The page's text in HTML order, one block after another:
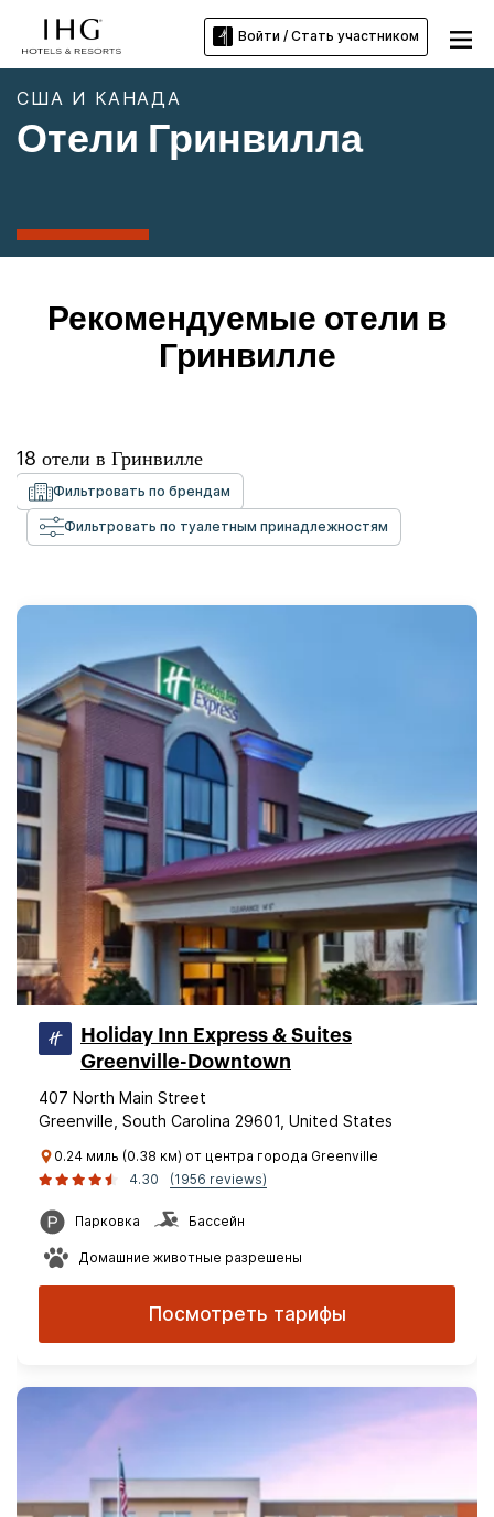
Войти / Стать участником
США И КАНАДА
Отели Гринвилла
Рекомендуемые отели в
Гринвилле
18 отели в Гринвилле
Фильтровать по брендам
Фильтровать по туалетным принадлежностям
Holiday Inn Express & Suites
Greenville-Downtown
407 North Main Street
Greenville, South Carolina 29601, United States
0.24 миль (0.38 км) от центра города Greenville
4.30
(1956 reviews)
Парковка Бассейн
Домашние животные разрешены
Посмотреть тарифы